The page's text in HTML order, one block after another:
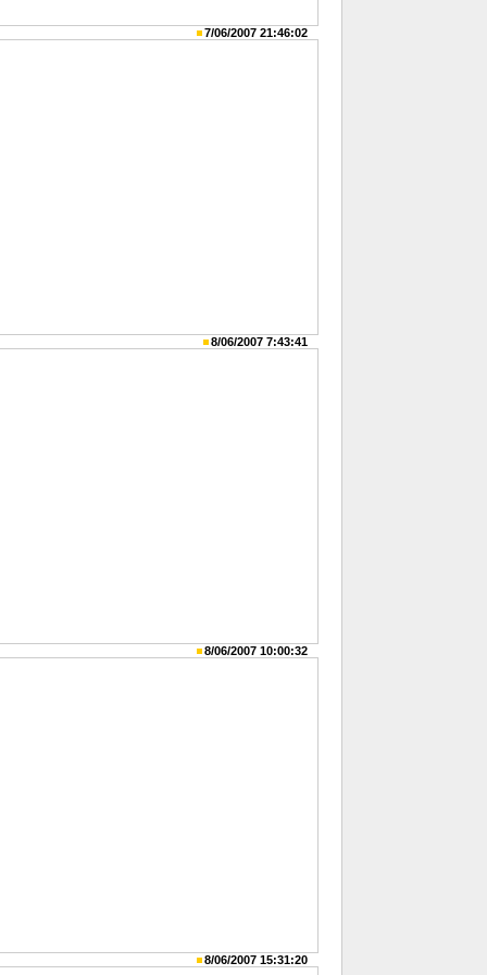
7/06/2007 21:46:02
8/06/2007 7:43:41
8/06/2007 10:00:32
8/06/2007 15:31:20